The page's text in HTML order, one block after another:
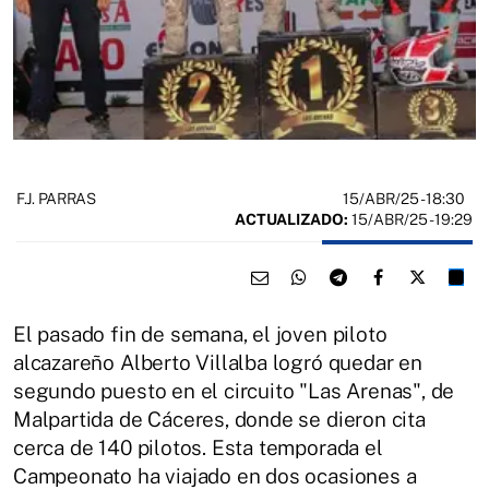
F.J. PARRAS 15/ABR/25- 18:30
ACTUALIZADO: 15/ABR/25 - 19:29
El pasado fin de semana, el joven piloto
alcazareño Alberto Villalba logró quedar en
segundo puesto en el circuito "Las Arenas", de
Malpartida de Cáceres, donde se dieron cita
cerca de 140 pilotos. Esta temporada el
Campeonato ha viajado en dos ocasiones a